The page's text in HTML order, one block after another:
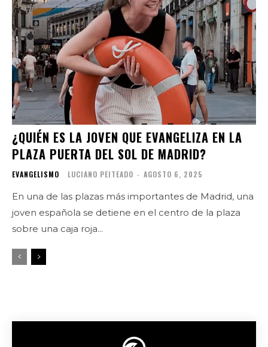
¿QUIÉN ES LA JOVEN QUE EVANGELIZA EN LA
PLAZA PUERTA DEL SOL DE MADRID?
EVANGELISMO LUCIANO PEITEADO - AGOSTO 6, 2025
En una de las plazas más importantes de Madrid, una
joven española se detiene en el centro de la plaza
sobre una caja roja...